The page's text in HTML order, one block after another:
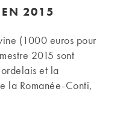
EN 2015
(1000 euros pour
2015 sont
et la
la Romanée-Conti,